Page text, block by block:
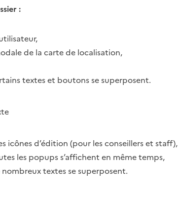
:
de la carte de localisation,
textes et boutons se superposent.
icônes d’édition (pour les conseillers et staff),
les popups s’affichent en même temps,
textes se superposent.